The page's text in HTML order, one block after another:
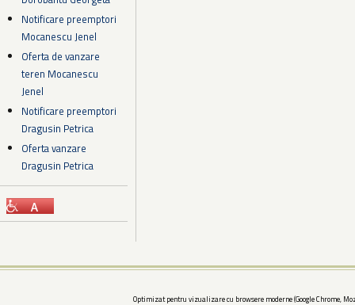
Notificare preemptori
Mocanescu Jenel
Oferta de vanzare
teren Mocanescu
Jenel
Notificare preemptori
Dragusin Petrica
Oferta vanzare
Dragusin Petrica
Optimizat pentru vizualizare cu browsere moderne (Google Chrome,